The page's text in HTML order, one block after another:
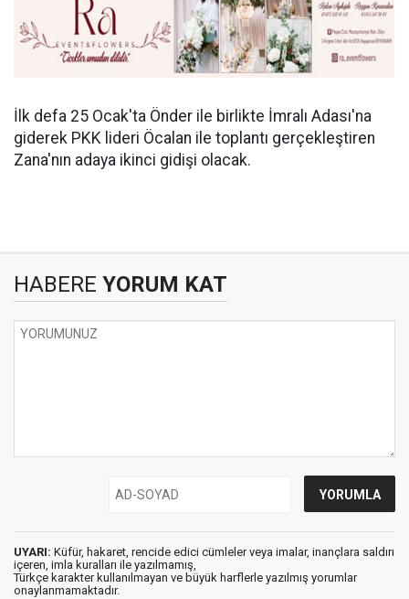
İlk defa 25 Ocak'ta Önder ile birlikte İmralı Adası'na
giderek PKK lideri Öcalan ile toplantı gerçekleştiren
Zana'nın adaya ikinci gidişi olacak.
HABERE YORUM KAT
UYARI: Küfür, hakaret, rencide edici cümleler veya imalar, inançlara saldırı
içeren, imla kuralları ile yazılmamış,
Türkçe karakter kullanılmayan ve büyük harflerle yazılmış yorumlar
onaylanmamaktadır.